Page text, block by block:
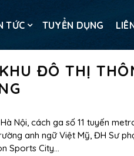
TỨC TUYỂN DỤNG
ĐÔ THỊ
Nội, cách ga số 11 tuyến
anh ngữ Việt Mỹ, ĐH Sư
Sports City…